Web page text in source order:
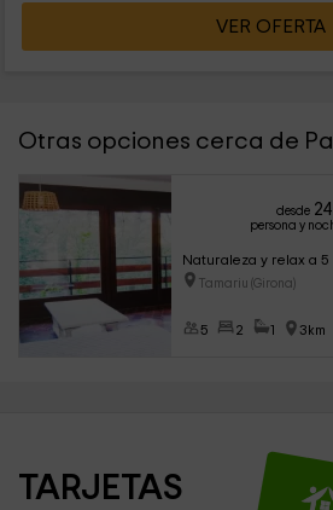
VER OFERTA
Otras opciones cerca de
desde 24
persona y
Naturaleza y relax a 5
Tamariu (Girona)
5 2 1 3km
TARJETAS